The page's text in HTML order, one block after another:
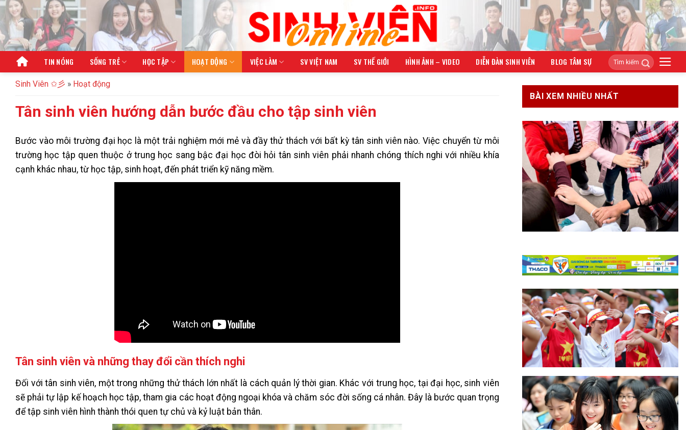
Bỏ
qua
nội
dung
TIN NÓNG SỐNG TRẺ HỌC TẬP HOẠT ĐỘNG VIỆC LÀM SV VIỆT NAM SV THẾ GIỚI HÌNH ẢNH – VIDEO DIỄN ĐÀN SINH VIÊN BLOG TÂM SỰ
Sinh Viên ✩彡 » Hoạt động
Tân sinh viên hướng dẫn bước đầu cho tập sinh viên
Bước vào môi trường đại học là một trải nghiệm mới mẻ và đầy thử thách với bất kỳ tân sinh viên nào. Việc chuyển từ môi
trường học tập quen thuộc ở trung học sang bậc đại học đòi hỏi tân sinh viên phải nhanh chóng thích nghi với nhiều khía
cạnh khác nhau, từ học tập, sinh hoạt, đến phát triển kỹ năng mềm.
Tân sinh viên và những thay đổi cần thích nghi
Đối với tân sinh viên, một trong những thử thách lớn nhất là cách quản lý thời gian. Khác với trung học, tại đại học, sinh viên
sẽ phải tự lập kế hoạch học tập, tham gia các hoạt động ngoại khóa và chăm sóc đời sống cá nhân. Đây là bước quan trọng
để tập sinh viên hình thành thói quen tự chủ và kỷ luật bản thân.
BÀI XEM NHIỀU NHẤT